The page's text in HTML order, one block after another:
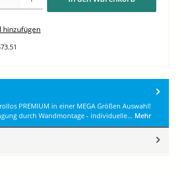
hinzufügen
PREMIUM in einer MEGA Größen Auswahl!
durch Wandmontage - individuelle… Mehr